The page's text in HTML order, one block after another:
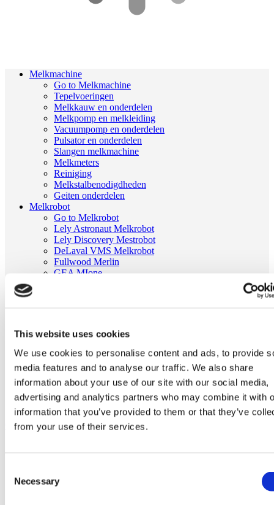
This website uses cookies
We use cookies to personalise content and ads, to provide
media features and to analyse our traffic. We also share
information about your use of our site with our social media,
advertising and analytics partners who may combine it with
information that you’ve provided to them or that they’ve
from your use of their services.
Selection
Necessary
Melkmachine
Go to Melkmachine
Tepelvoeringen
Melkkauw en onderdelen
Melkpomp en melkleiding
Vacuumpomp en onderdelen
Pulsator en onderdelen
Slangen melkmachine
Melkmeters
Reiniging
Melkstalbenodigdheden
Geiten onderdelen
Melkrobot
Go to Melkrobot
Lely Astronaut Melkrobot
Lely Discovery Mestrobot
DeLaval VMS Melkrobot
Fullwood Merlin
GEA MIone
Stal benodigdheden
Minimelkers
stalartikelen
Skelex
Home
Melkmachine
Tepelvoeringen
Originele DeLaval tepelvoering 960017-02
Ga naar het einde van de afbeeldingen-gallerij